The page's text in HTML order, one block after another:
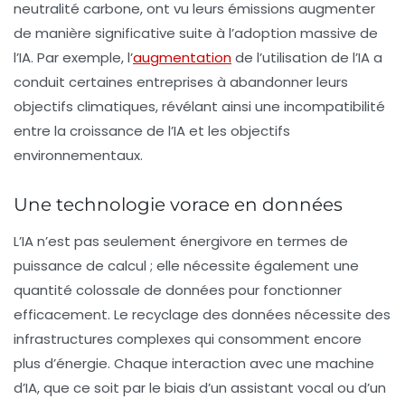
neutralité carbone, ont vu leurs émissions augmenter
de manière significative suite à l’adoption massive de
l’IA. Par exemple, l’augmentationde l’utilisation de l’IA a
conduit certaines entreprises à abandonner leurs
objectifs climatiques, révélant ainsi une incompatibilité
entre la croissance de l’IA et les objectifs
environnementaux.
Une technologie vorace en données
L’IA n’est pas seulement énergivore en termes de
puissance de calcul ; elle nécessite également une
quantité colossale de données pour fonctionner
efficacement. Le recyclage des données nécessite des
infrastructures complexes qui consomment encore
plus d’énergie. Chaque interaction avec une machine
d’IA, que ce soit par le biais d’un assistant vocal ou d’un